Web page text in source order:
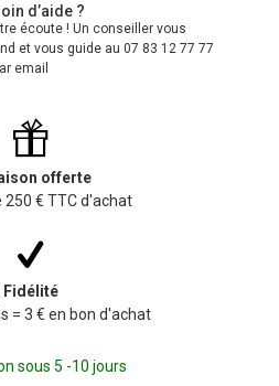
d’aide ?
écoute ! Un conseiller vous
et vous guide au 07 83 12 77 77
email
offerte
250 € TTC d'achat
Fidélité
= 3 € en bon d'achat
sous 5 -10 jours